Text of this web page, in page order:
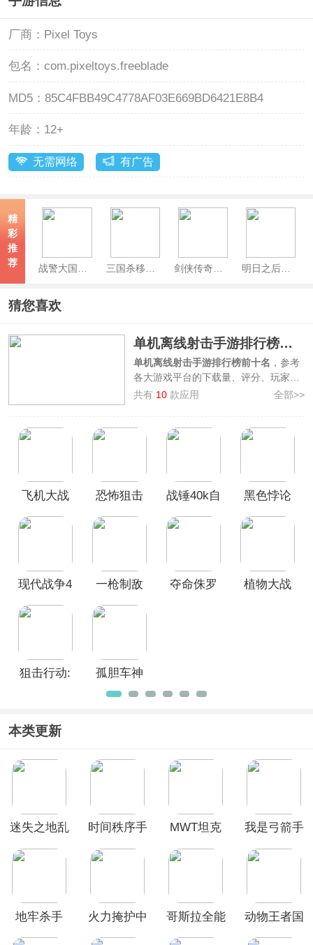
厂商： Pixel Toys
包名： com.pixeltoys.freeblade
MD5： 85C4FBB49C4778AF03E669BD6421E8B4
年龄： 12+
无需网络 有广告
精
彩
推
荐
猜您喜欢
单机离线射击手游排行榜前十名
单机离线射击手游排行榜前十名 ，参考
各大游戏平台的下载量、评分、玩家口
碑等因素综合整理制作而来，上榜的游
鹰、一枪制敌、现代战争4、飞机大战
家不用联网就可以体验到射击的快感，
没有任何的社交压力，随时都可以暂停
看看你喜爱的单机离线射击手游是否也
于该榜单您有更好的建议，欢迎在评论
共有 10 款应用 全部>>
飞机大战
电官方版
恐怖狙击
战锤40k自
黑色悖论
现代战争4
时刻官方
一枪制敌
夺命侏罗
植物大战
狙击行动:
孤胆车神
维加斯中
本类更新
迷失之地乱
时间秩序手
MWT坦克
我是弓箭手
地牢杀手
火力掩护中
哥斯拉全能
动物王者国